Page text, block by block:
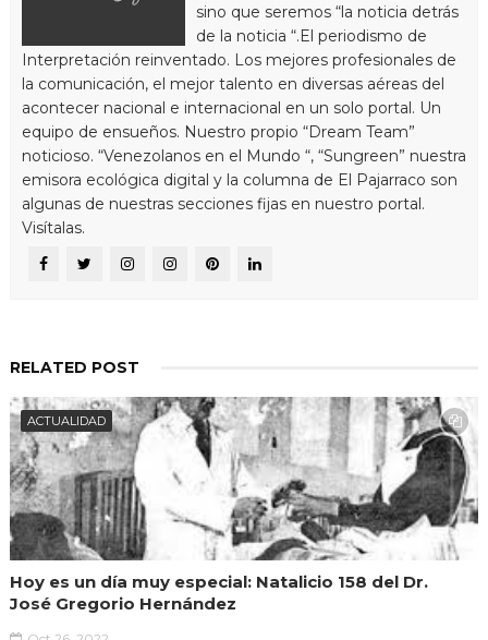
sino que seremos “la noticia detrás
de la noticia “.El periodismo de
Interpretación reinventado. Los mejores profesionales de
la comunicación, el mejor talento en diversas aéreas del
acontecer nacional e internacional en un solo portal. Un
equipo de ensueños. Nuestro propio “Dream Team”
noticioso. “Venezolanos en el Mundo “, “Sungreen” nuestra
emisora ecológica digital y la columna de El Pajarraco son
algunas de nuestras secciones fijas en nuestro portal.
Visítalas.
RELATED POST
ACTUALIDAD
Hoy es un día muy especial: Natalicio 158 del Dr.
José Gregorio Hernández